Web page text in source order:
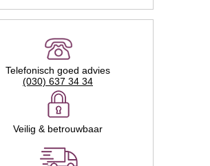
Telefonisch goed advies
(030) 637 34 34
Veilig & betrouwbaar